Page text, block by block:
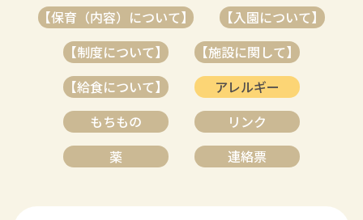
【保育（内容）について】
【入園について】
【制度について】
【施設に関して】
【給食について】
アレルギー
もちもの
リンク
薬
連絡票